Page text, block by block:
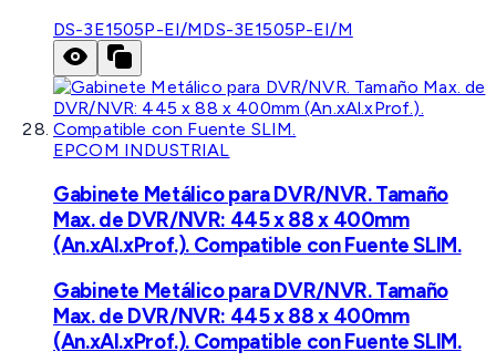
DS-3E1505P-EI/MDS-3E1505P-EI/M
EPCOM INDUSTRIAL
Gabinete Metálico para DVR/NVR. Tamaño
Max. de DVR/NVR: 445 x 88 x 400mm
(An.xAl.xProf.). Compatible con Fuente SLIM.
Gabinete Metálico para DVR/NVR. Tamaño
Max. de DVR/NVR: 445 x 88 x 400mm
(An.xAl.xProf.). Compatible con Fuente SLIM.